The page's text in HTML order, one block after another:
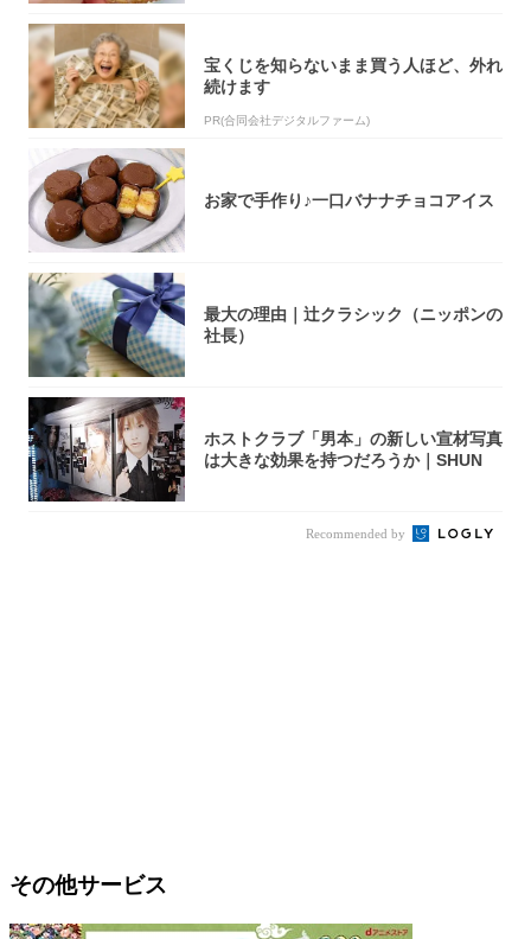
宝くじを知らないまま買う人ほど、外れ
続けます
PR(合同会社デジタルファーム)
お家で手作り♪一口バナナチョコアイス
最大の理由｜辻クラシック（ニッポンの
社長）
ホストクラブ「男本」の新しい宣材写真
は大きな効果を持つだろうか｜SHUN
Recommended by
その他サービス